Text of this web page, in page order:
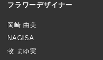
フラワーデザイナー
岡崎 由美
NAGISA
牧 まゆ実